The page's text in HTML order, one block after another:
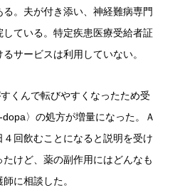
。夫が付き添い、神経難病専門
ている。特定疾患医療受給者証
サービスは利用していない。
くんで転びやすくなったため受
〉の処方が増量になった。Ａ
回飲むことになると説明を受け
けど、薬の副作用にはどんなも
に相談した。